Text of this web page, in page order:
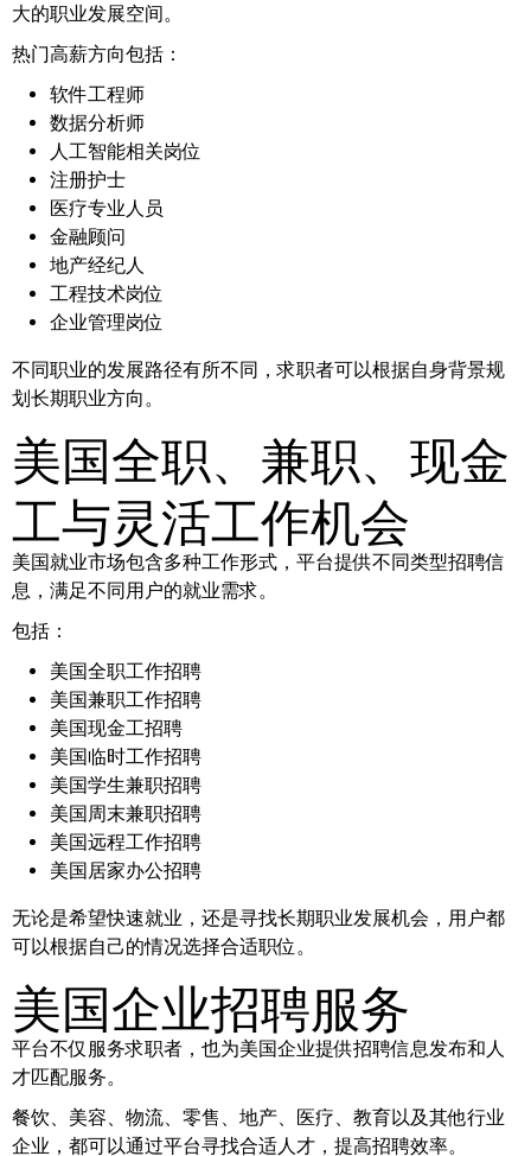
大的职业发展空间。
热门高薪方向包括：
软件工程师
数据分析师
人工智能相关岗位
注册护士
医疗专业人员
金融顾问
地产经纪人
工程技术岗位
企业管理岗位
不同职业的发展路径有所不同，求职者可以根据自身背景规
划长期职业方向。
美国全职、兼职、现金
工与灵活工作机会
美国就业市场包含多种工作形式，平台提供不同类型招聘信
息，满足不同用户的就业需求。
包括：
美国全职工作招聘
美国兼职工作招聘
美国现金工招聘
美国临时工作招聘
美国学生兼职招聘
美国周末兼职招聘
美国远程工作招聘
美国居家办公招聘
无论是希望快速就业，还是寻找长期职业发展机会，用户都
可以根据自己的情况选择合适职位。
美国企业招聘服务
平台不仅服务求职者，也为美国企业提供招聘信息发布和人
才匹配服务。
餐饮、美容、物流、零售、地产、医疗、教育以及其他行业
企业，都可以通过平台寻找合适人才，提高招聘效率。